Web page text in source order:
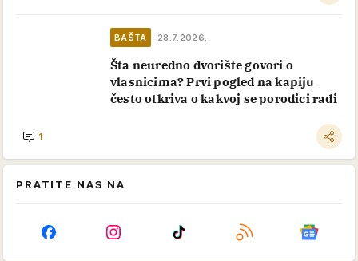
BAŠTA 28.7.2026.
Šta neuredno dvorište govori o
vlasnicima? Prvi pogled na kapiju
često otkriva o kakvoj se porodici radi
1
PRATITE NAS NA